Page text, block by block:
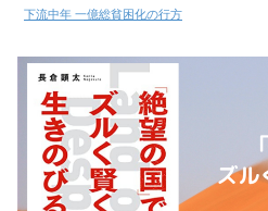
下流中年 一億総貧困化の行方